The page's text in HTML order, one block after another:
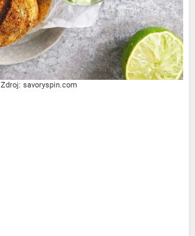
Zdroj: savoryspin.com